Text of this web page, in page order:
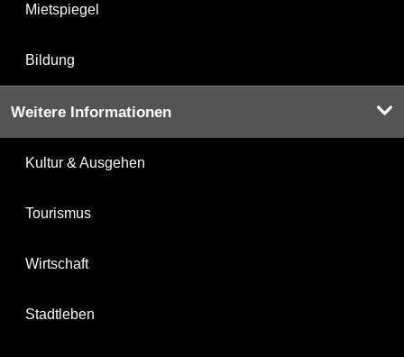
Mietspiegel
Bildung
Weitere Informationen
Kultur & Ausgehen
Tourismus
Wirtschaft
Stadtleben